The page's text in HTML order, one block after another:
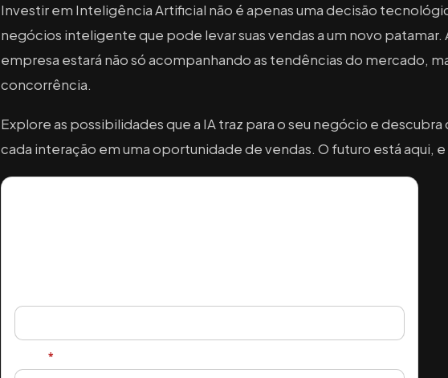
Investir em Inteligência Artificial não é apenas uma decisão
negócios inteligente que pode levar suas vendas a um novo patamar.
empresa estará não só acompanhando as tendências do mercado,
concorrência.
Explore as possibilidades que a IA traz para o seu negócio e
cada interação em uma oportunidade de vendas. O futuro está aqui,
*